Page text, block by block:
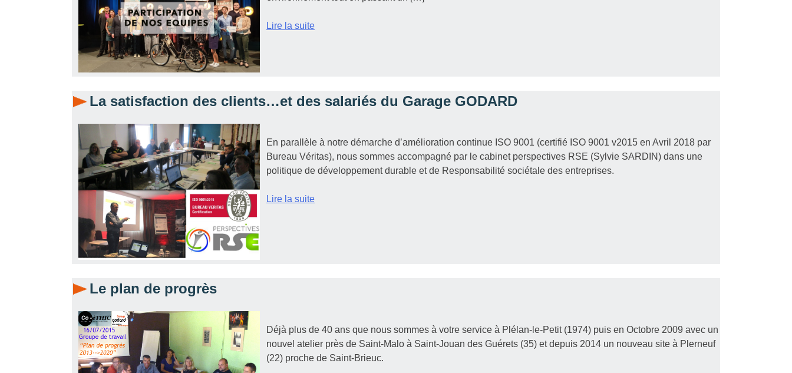
Lire la suite
La satisfaction des clients…et des salariés du Garage GODARD
En parallèle à notre démarche d’amélioration continue ISO 9001 (certifié ISO 9001 v2015 en Avril 2018 par
Bureau Véritas), nous sommes accompagné par le cabinet perspectives RSE (Sylvie SARDIN) dans une
politique de développement durable et de Responsabilité sociétale des entreprises.
Lire la suite
Le plan de progrès
Déjà plus de 40 ans que nous sommes à votre service à Plélan-le-Petit (1974) puis en Octobre 2009 avec un
nouvel atelier près de Saint-Malo à Saint-Jouan des Guérets (35) et depuis 2014 un nouveau site à Plerneuf
(22) proche de Saint-Brieuc.